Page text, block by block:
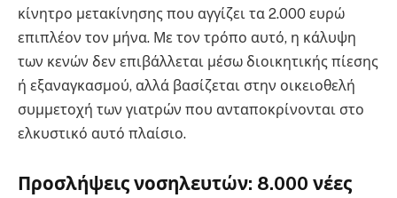
κίνητρο μετακίνησης που αγγίζει τα 2.000 ευρώ
επιπλέον τον μήνα. Με τον τρόπο αυτό, η κάλυψη
των κενών δεν επιβάλλεται μέσω διοικητικής πίεσης
ή εξαναγκασμού, αλλά βασίζεται στην οικειοθελή
συμμετοχή των γιατρών που ανταποκρίνονται στο
ελκυστικό αυτό πλαίσιο.
Προσλήψεις νοσηλευτών: 8.000 νέες